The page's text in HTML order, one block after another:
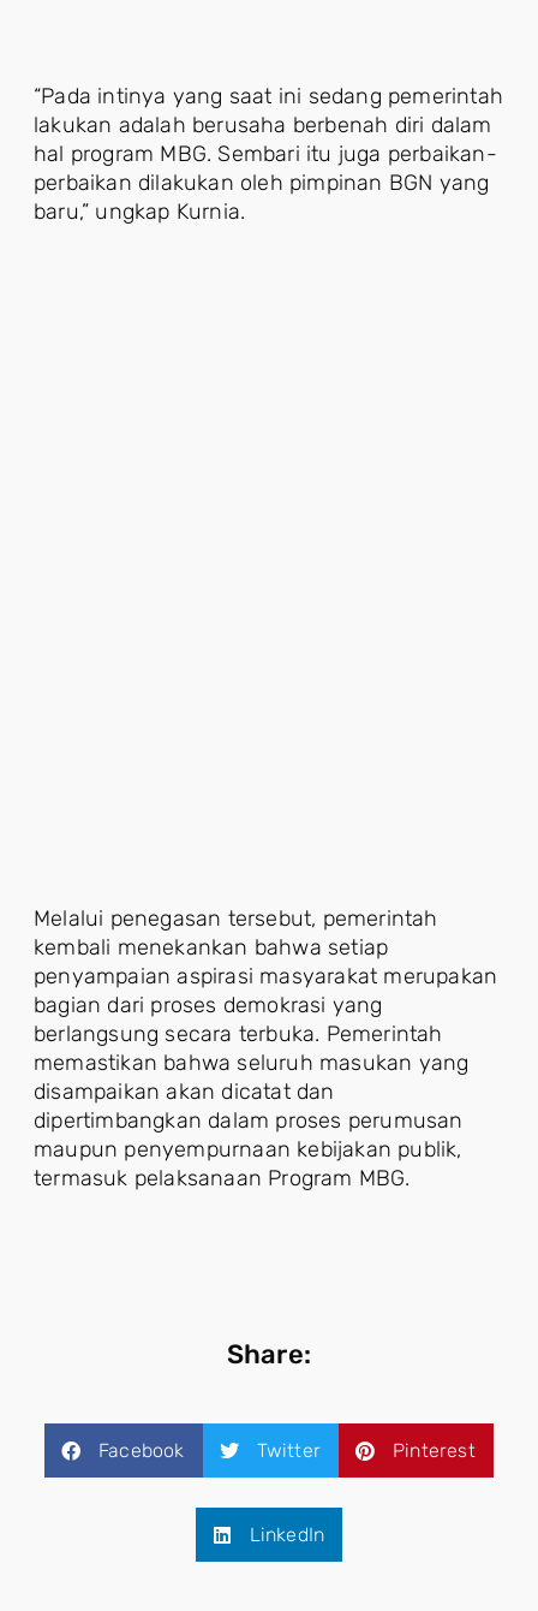
“Pada intinya yang saat ini sedang pemerintah
lakukan adalah berusaha berbenah diri dalam
hal program MBG. Sembari itu juga perbaikan-
perbaikan dilakukan oleh pimpinan BGN yang
baru,” ungkap Kurnia.
Melalui penegasan tersebut, pemerintah
kembali menekankan bahwa setiap
penyampaian aspirasi masyarakat merupakan
bagian dari proses demokrasi yang
berlangsung secara terbuka. Pemerintah
memastikan bahwa seluruh masukan yang
disampaikan akan dicatat dan
dipertimbangkan dalam proses perumusan
maupun penyempurnaan kebijakan publik,
termasuk pelaksanaan Program MBG.
Share:
Facebook Twitter Pinterest
LinkedIn